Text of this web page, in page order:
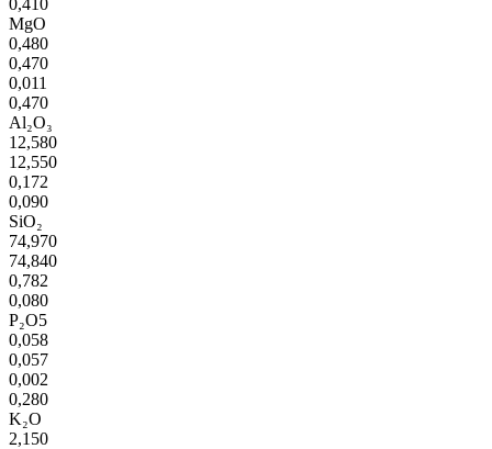
0,410
MgO
0,480
0,470
0,011
0,470
Al₂O₃
12,580
12,550
0,172
0,090
SiO₂
74,970
74,840
0,782
0,080
P₂O5
0,058
0,057
0,002
0,280
K₂O
2,150